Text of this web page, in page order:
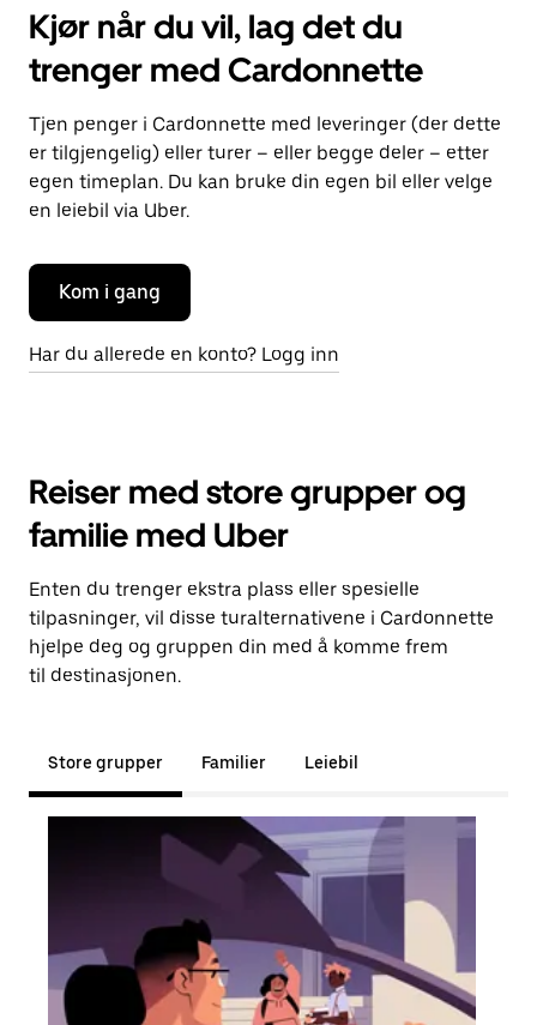
Kjør når du vil, lag det du
trenger med Cardonnette
Tjen penger i Cardonnette med leveringer (der dette
er tilgjengelig) eller turer – eller begge deler – etter
egen timeplan. Du kan bruke din egen bil eller velge
en leiebil via Uber.
Kom i gang
Har du allerede en konto? Logg inn
Reiser med store grupper og
familie med Uber
Enten du trenger ekstra plass eller spesielle
tilpasninger, vil disse turalternativene i Cardonnette
hjelpe deg og gruppen din med å komme frem
til destinasjonen.
Store grupper Familier Leiebil